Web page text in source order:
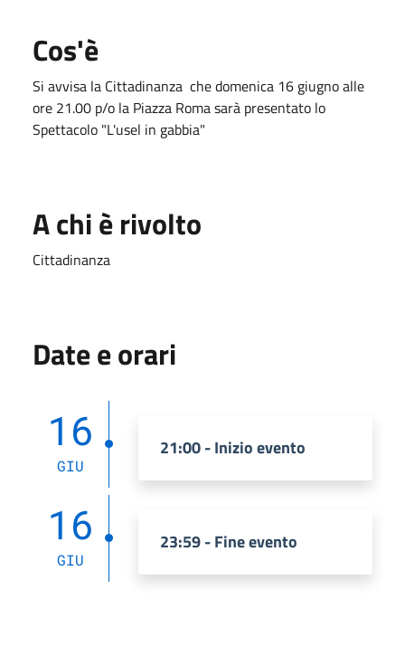
Cos'è
Si avvisa la Cittadinanza che domenica 16 giugno alle
ore 21.00 p/o la Piazza Roma sarà presentato lo
Spettacolo "L'usel in gabbia"
A chi è rivolto
Cittadinanza
Date e orari
16
GIU
21:00 - Inizio evento
16
GIU
23:59 - Fine evento